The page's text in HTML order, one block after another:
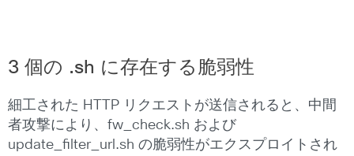
3 個の .sh に存在する脆弱性
細工された HTTP リクエストが送信されると、中間
者攻撃により、fw_check.sh および
update_filter_url.sh の脆弱性がエクスプロイトされ